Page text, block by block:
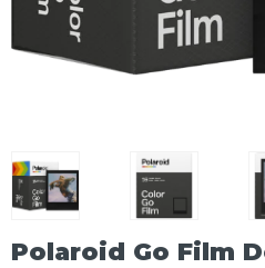
Polaroid Go Film